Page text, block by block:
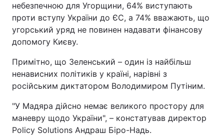
небезпечною для Угорщини, 64% виступають
проти вступу України до ЄС, а 74% вважають, що
угорський уряд не повинен надавати фінансову
допомогу Києву.
Примітно, що Зеленський – один із найбільш
ненависних політиків у країні, нарівні з
російським диктатором Володимиром Путіним.
"У Мадяра дійсно немає великого простору для
маневру щодо України", – констатував директор
Policy Solutions Андраш Біро-Надь.